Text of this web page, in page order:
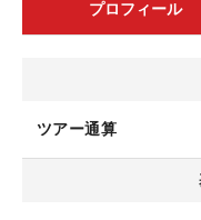
プロフィール
ツアー通算